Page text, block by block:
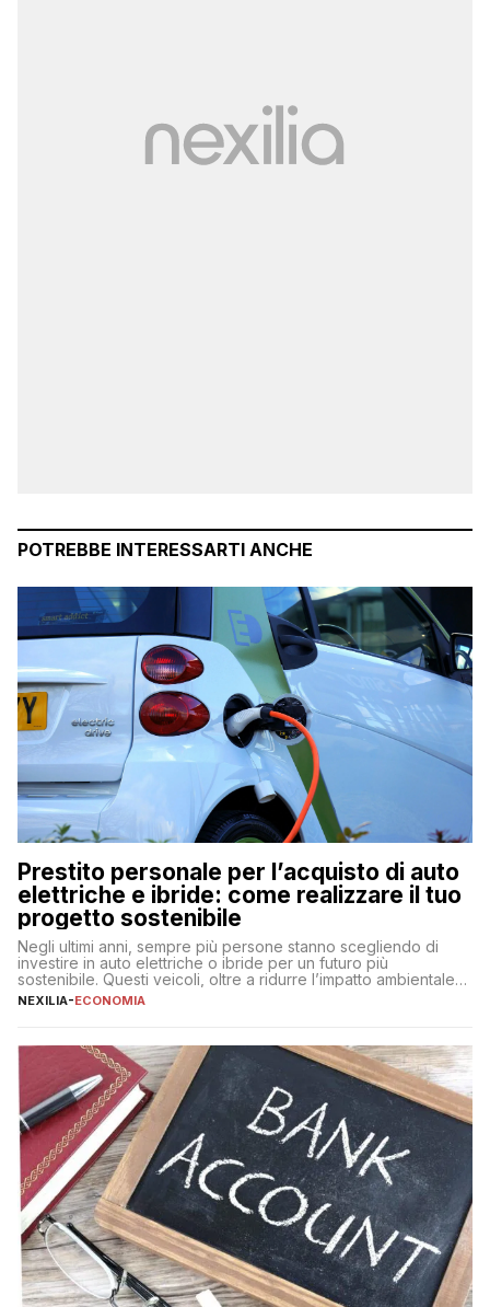
POTREBBE INTERESSARTI ANCHE
Prestito personale per l’acquisto di auto
elettriche e ibride: come realizzare il tuo
progetto sostenibile
Negli ultimi anni, sempre più persone stanno scegliendo di
investire in auto elettriche o ibride per un futuro più
sostenibile. Questi veicoli, oltre a ridurre l’impatto ambientale,
offrono vantaggi economici a lungo termine, come minori costi
fare se non […]
NEXILIA-ECONOMIA